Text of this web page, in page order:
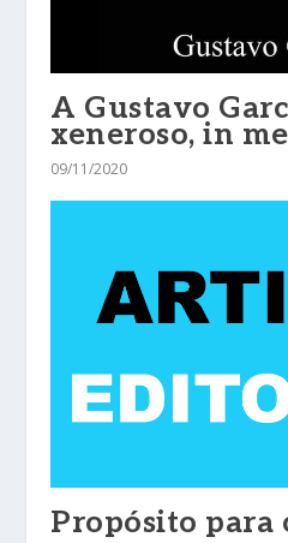
A Gustavo
xeneroso, in
09/11/2020
Propósito para